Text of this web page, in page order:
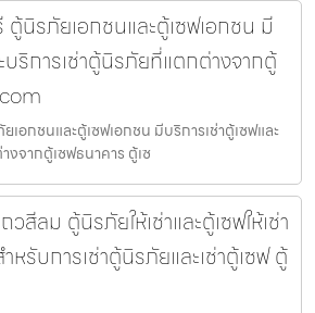
ตู้นิรภัยเอกชนและตู้เซฟเอกชน มี
บริการเช่าตู้นิรภัยที่แตกต่างจากตู้
เอกชนและตู้เซฟเอกชน มีบริการเช่าตู้เซฟและ
จากตู้เซฟธนาคาร ตู้เซ
สีลม ตู้นิรภัยให้เช่าและตู้เซฟให้เช่า
รับการเช่าตู้นิรภัยและเช่าตู้เซฟ ตู้